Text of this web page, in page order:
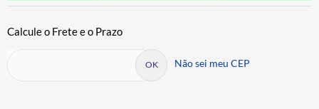
Não sei meu CEP